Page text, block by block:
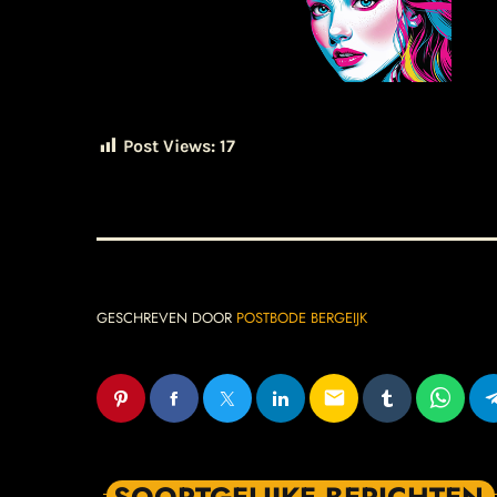
Post Views: 17
GESCHREVEN DOOR POSTBODE BERGEIJK
email